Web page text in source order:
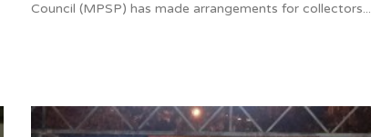
Council (MPSP) has made arrangements for collectors...